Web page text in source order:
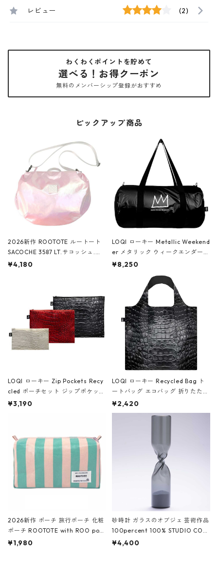
レビュー (2)
わくわくポイントを貯めて
選べる！お得クーポン
無料のメンバーシップ登録がおすすめ
ピックアップ商品
2026新作 ROOTOTE ルートート
SACOCHE 3587 LT.サコッシュ.ル
ミエ-B ショルダーバッグ グロスピ
¥4,180
LOQI ローキー Metallic Weekend
er メタリック ウィークエンダー
ボストンバッグ ショルダーバッグ
Black ジャン=ミッシェル・バスキ
ア/クラウン ブラック
¥8,250
LOQI ローキー Zip Pockets Recy
cled ポーチセット ジップポケット
ファスナーポーチ 撥水加工 トラベ
ーガンディー、オフホワイト
¥3,190
LOQI ローキー Recycled Bag ト
ートバッグ エコバッグ 折りたたみ
大きめ 撥水加工 収納ポーチ CRO
CODILE/Black クロコダイル/ブラ
¥2,420
2026新作 ポーチ 旅行ポーチ 化粧
ポーチ ROOTOTE with ROO pou
ch 3532 ルートート WR.ポーチ.ラ
¥1,980
砂時計 ガラスのオブジェ 芸術作品
100percent 100% STUDIO COH
AKU Timeless 100パーセント ス
¥4,400